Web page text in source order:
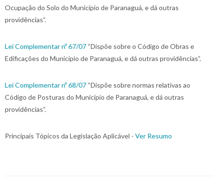
Ocupação do Solo do Município de Paranaguá, e dá outras
providências”.
Lei Complementar nº 67/07 “Dispõe sobre o Código de Obras e
Edificações do Município de Paranaguá, e dá outras providências”.
Lei Complementar nº 68/07 “Dispõe sobre normas relativas ao
Código de Posturas do Município de Paranaguá, e dá outras
providências”.
Principais Tópicos da Legislação Aplicável - Ver Resumo